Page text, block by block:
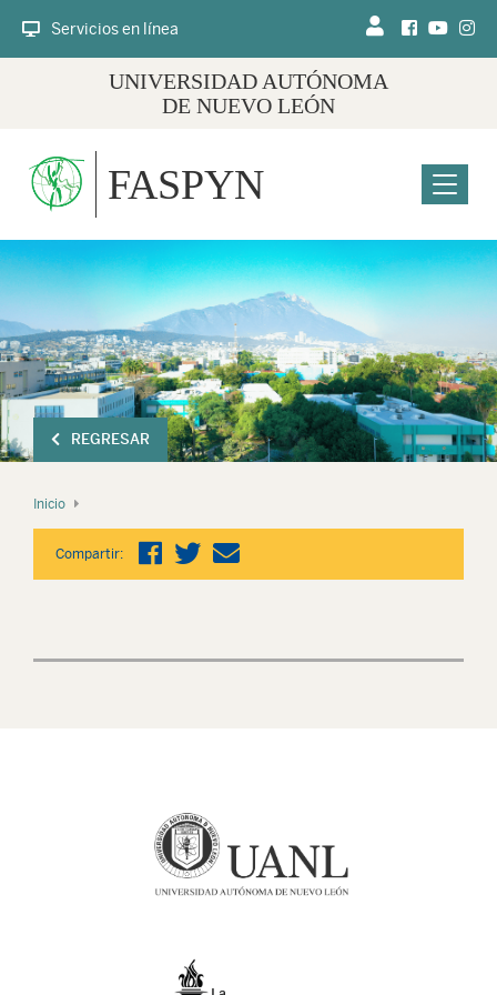
Servicios en línea
UNIVERSIDAD AUTÓNOMA
DE NUEVO LEÓN
Menu
FASPYN
REGRESAR
Inicio
Compartir: